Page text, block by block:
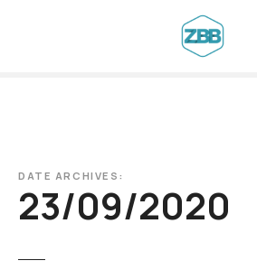
DATE ARCHIVES:
23/09/2020